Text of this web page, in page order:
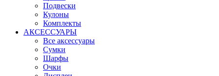
Подвески
Кулоны
Комплекты
АКСЕССУАРЫ
Все аксессуары
Сумки
Шарфы
Очки